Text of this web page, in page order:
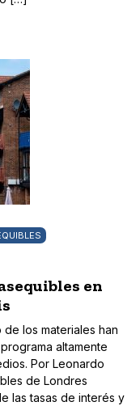
en
los materiales han
altamente
Por Leonardo
de Londres
las tasas de interés y